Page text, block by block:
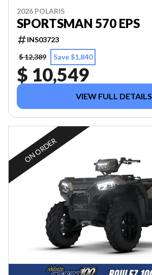
2026 POLARIS
SPORTSMAN 570 EPS
INS03723
$ 12,389
Save $1,840
$ 10,549
VIEW FULL DETAILS
ON ORDER